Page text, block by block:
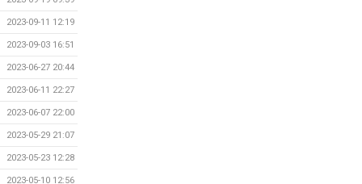
2023-09-11 12:19
2023-09-03 16:51
2023-06-27 20:44
2023-06-11 22:27
2023-06-07 22:00
2023-05-29 21:07
2023-05-23 12:28
2023-05-10 12:56